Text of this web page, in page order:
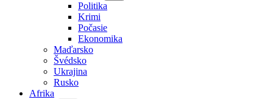
Politika
Krimi
Počasie
Ekonomika
Maďarsko
Švédsko
Ukrajina
Rusko
Afrika